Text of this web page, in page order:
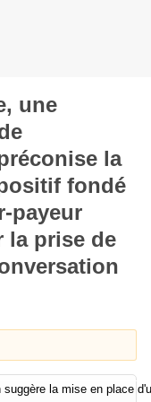
une
la
fondé
payeur
la prise de